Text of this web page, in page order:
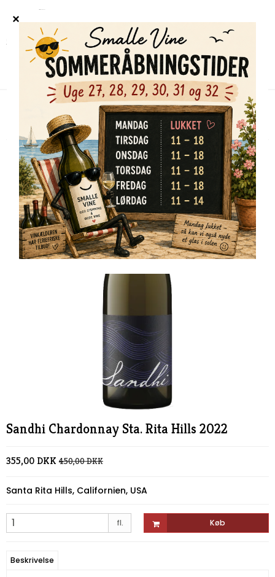
Shop / Alle vine /
Sandhi Chardonnay Sta. Rita Hills 2022
TILBUD
Sandhi Chardonnay Sta. Rita Hills 2022
355,00 DKK 450,00 DKK
Santa Rita Hills, Californien, USA
fl. Køb
Beskrivelse